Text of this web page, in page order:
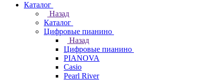
Каталог
Назад
Каталог
Цифровые пианино
Назад
Цифровые пианино
PIANOVA
Casio
Pearl River